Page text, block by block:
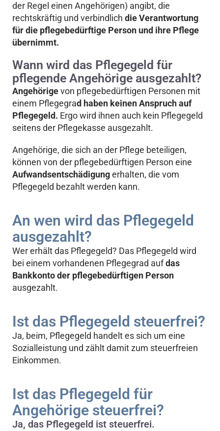
der Regel einen Angehörigen) angibt, die
rechtskräftig und verbindlich die Verantwortung
für die pflegebedürftige Person und ihre Pflege
übernimmt.
Wann wird das Pflegegeld für
pflegende Angehörige ausgezahlt?
Angehörigevon pflegebedürftigen Personen mit
einem Pflegegrad haben keinen Anspruch auf
Pflegegeld. Ergo wird ihnen auch kein Pflegegeld
seitens der Pflegekasse ausgezahlt.
Angehörige, die sich an der Pflege beteiligen,
können von der pflegebedürftigen Person eine
Aufwandsentschädigungerhalten, die vom
Pflegegeld bezahlt werden kann.
An wen wird das Pflegegeld
ausgezahlt?
Wer erhält das Pflegegeld? Das Pflegegeld wird
bei einem vorhandenen Pflegegrad aufdas
Bankkonto der pflegebedürftigen Person
ausgezahlt.
Ist das Pflegegeld steuerfrei?
Ja, beim, Pflegegeld handelt es sich um eine
Sozialleistung und zählt damit zum steuerfreien
Einkommen.
Ist das Pflegegeld für
Angehörige steuerfrei?
Ja, das Pflegegeld ist steuerfrei.